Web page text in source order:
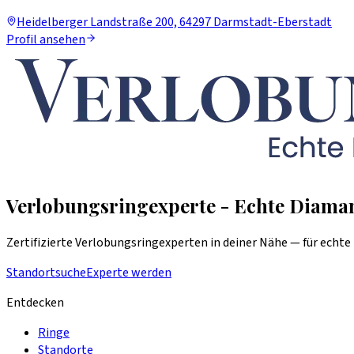
Heidelberger Landstraße 200, 64297 Darmstadt-Eberstadt
Profil ansehen
Verlobungsringexperte - Echte
Zertifizierte Verlobungsringexperten in deiner Nähe — für
StandortsucheExperte werden
Entdecken
Ringe
Standorte